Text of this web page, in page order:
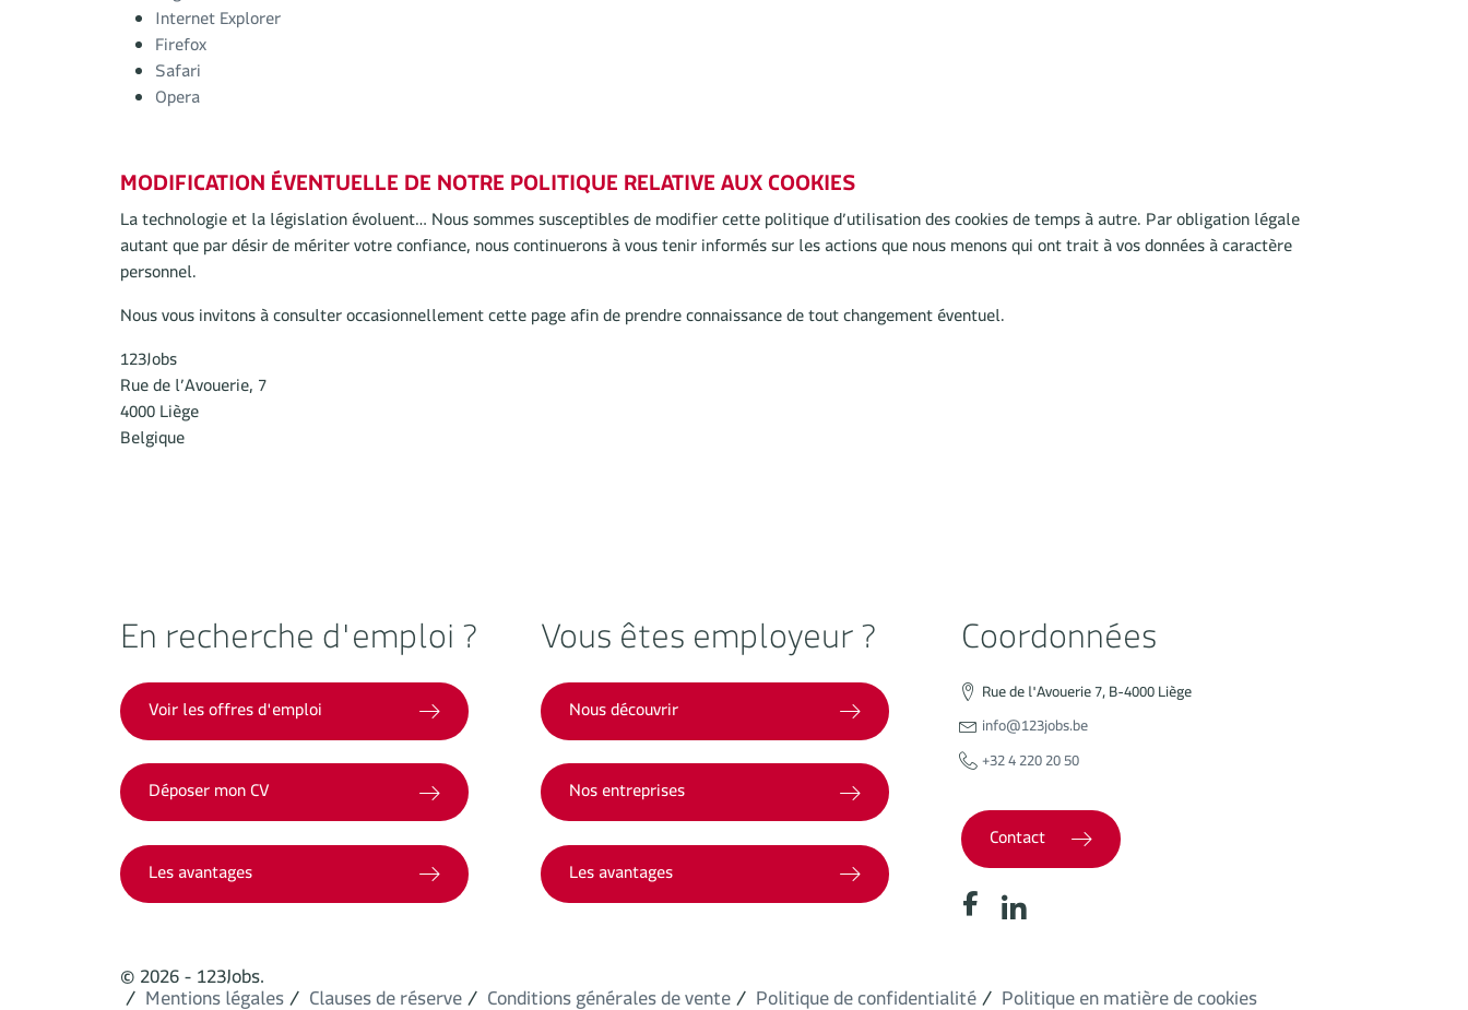
Internet Explorer
Firefox
Safari
Opera
MODIFICATION ÉVENTUELLE DE NOTRE POLITIQUE RELATIVE AUX COOKIES
La technologie et la législation évoluent… Nous sommes susceptibles de modifier cette politique d’utilisation des cookies de temps à autre. Par obligation légale
autant que par désir de mériter votre confiance, nous continuerons à vous tenir informés sur les actions que nous menons qui ont trait à vos données à caractère
personnel.
Nous vous invitons à consulter occasionnellement cette page afin de prendre connaissance de tout changement éventuel.
123Jobs
Rue de l’Avouerie, 7
4000 Liège
Belgique
En recherche d'emploi ?
Voir les offres d'emploi
Déposer mon CV
Les avantages
Vous êtes employeur ?
Nous découvrir
Nos entreprises
Les avantages
Coordonnées
Rue de l'Avouerie 7, B-4000 Liège
info@123jobs.be
+32 4 220 20 50
Contact
© 2026 - 123Jobs.